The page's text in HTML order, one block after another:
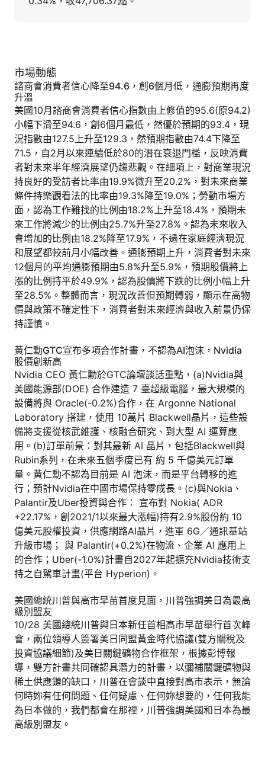
市場動態
諮商會消費者信心降至94.6，創6個月低，通膨預期再度
升溫
美國10月諮商會消費者信心指數由上修值的95.6(原94.2)
小幅下滑至94.6，創6個月最低，然優於預期的93.4，現
況指數由127.5上升至129.3，然預期指數由74.4下降至
71.5，自2月以來連續低於80的潛在衰退門檻，反映消費
者對未來半年經濟展望仍趨悲觀。在細項上，對商業現況
持良好的受訪者比率由19.9%微升至20.2%，對未來商業
條件持樂觀看法的比率由19.3%降至19.0%；勞動市場方
面，認為工作難找的比例由18.2%上升至18.4%，預期未
來工作將減少的比例由25.7%升至27.8%。認為未來收入
會增加的比例由18.2%降至17.9%，不過在家庭經濟現況
和展望都較前月小幅改善。通膨預期上升，消費者對未來
12個月的平均通膨預期由5.8%升至5.9%，預期股價將上
漲的比例持平於49.9%，認為股價將下跌的比例小幅上升
至28.5%。整體而言，現況改善但預期轉弱，顯示在高物
價與政策不確定性下，消費者對未來經濟與收入前景仍保
持謹慎。
黃仁勳GTC宣布多項合作計畫，不認為AI泡沫，Nvidia
股價創新高
Nvidia CEO 黃仁勳於GTC論壇談話重點，(a)Nvidia與
美國能源部(DOE) 合作建造 7 臺超級電腦，最大規模的
設備將與 Oracle(-0.2%)合作，在 Argonne National
Laboratory 搭建，使用 10萬片 Blackwell晶片，這些設
備將支援從核武維護、核融合研究、到大型 AI 運算應
用。(b)訂單前景：對其最新 AI 晶片，包括Blackwell與
Rubin系列，在未來五個季度已有 約 5 千億美元訂單
量。黃仁勳不認為目前是 AI 泡沫，而是平台轉移的進
行；預計Nvidia在中國市場保持零成長。(c)與Nokia、
Palantir及Uber投資與合作： 宣布對 Nokia( ADR
+22.17%，創2021/1以來最大漲幅)持有2.9%股份約 10
億美元股權投資，供應網路AI晶片，進軍 6G／通訊基站
升級市場； 與 Palantir(+0.2%)在物流、企業 AI 應用上
的合作；Uber(-1.0%)計畫自2027年起擴充Nvidia技術支
持之自駕車計畫(平台 Hyperion)。
美國總統川普與高市早苗首度見面，川普強調美日為最高
級別盟友
10/28 美國總統川普與日本新任首相高市早苗舉行首次峰
會，兩位領導人簽署美日同盟黃金時代協議(雙方關稅及
投資協議細節)及美日關鍵礦物合作框架，根據彭博報
導，雙方計畫共同確認具潛力的計畫，以彌補關鍵礦物與
稀土供應鏈的缺口，川普在會談中直接對高市表示，無論
何時妳有任何問題、任何疑慮、任何妳想要的，任何我能
為日本做的，我們都會在那裡，川普強調美國和日本為最
高級別盟友。